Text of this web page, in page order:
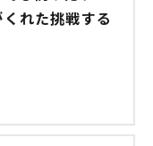
れた挑戦する